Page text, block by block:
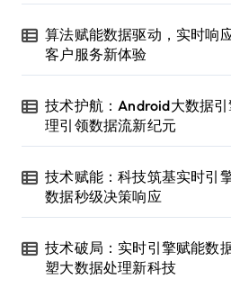
算法赋能数据驱动，实时响
客户服务新体验
技术护航：Android大数据
理引领数据流新纪元
技术赋能：科技筑基实时引
数据秒级决策响应
技术破局：实时引擎赋能数
塑大数据处理新科技